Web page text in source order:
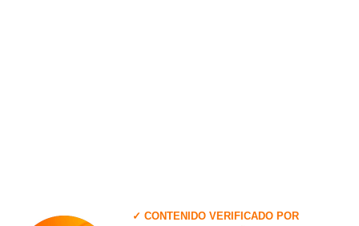
✓ CONTENIDO VERIFICADO POR